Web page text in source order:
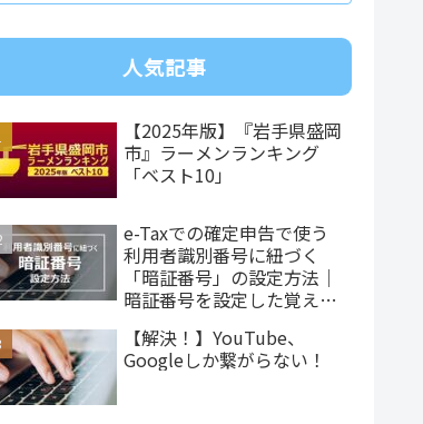
人気記事
【2025年版】『岩手県盛岡
市』ラーメンランキング
「ベスト10」
e-Taxでの確定申告で使う
利用者識別番号に紐づく
「暗証番号」の設定方法｜
暗証番号を設定した覚えが
【解決！】YouTube、
Googleしか繋がらない！